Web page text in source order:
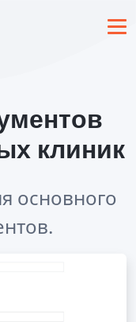
клиник
основного